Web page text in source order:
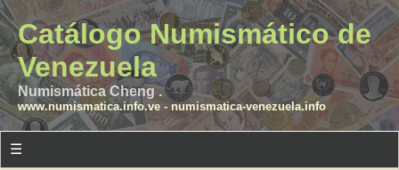
Catálogo Numismático de
Venezuela
Numismática Cheng .
www.numismatica.info.ve- numismatica-venezuela.info
☰